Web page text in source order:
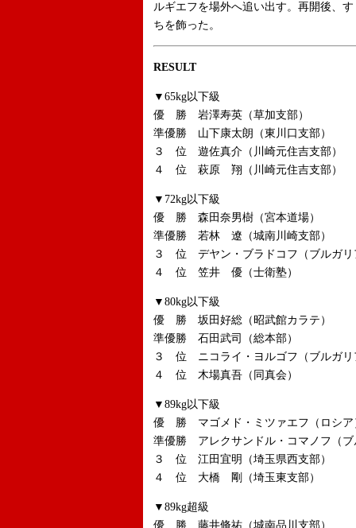
ルギエフを場外へ追い出す。再開後、
ちを飾った。
RESULT
▼65kg以下級
優 勝 岩澤寿英（草加支部）
準優勝 山下康太朗（東川口支部）
３ 位 遊佐真介（川崎元住吉支部）
４ 位 萩原 翔（川崎元住吉支部）
▼72kg以下級
優 勝 森田奈男樹（宮本道場）
準優勝 若林 遼（城南川崎支部）
３ 位 デヤン・ブラドコフ（ブルガリ
４ 位 笠井 優（士衛塾）
▼80kg以下級
優 勝 坂田好総（昭武館カラテ）
準優勝 石田武司（総本部）
３ 位 ニコライ・ヨルゴフ（ブルガリ
４ 位 木場真吾（同真会）
▼89kg以下級
優 勝 マゴメド・ミツァエフ（ロシア
準優勝 アレクサンドル・コマノフ（ブ
３ 位 江田宜明（埼玉県西支部）
４ 位 大橋 剛（埼玉東支部）
▼89kg超級
優 勝 藤井脩祐（城南品川支部）